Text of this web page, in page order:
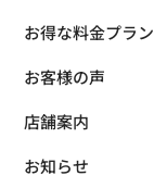
お得な料金プラン
お客様の声
店舗案内
お知らせ